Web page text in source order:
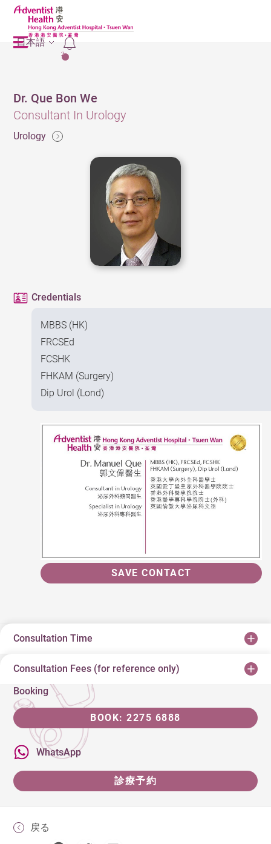
2
日本語
Dr. Que Bon We
Consultant In Urology
Urology
Credentials
MBBS (HK)
FRCSEd
FCSHK
FHKAM (Surgery)
Dip Urol (Lond)
SAVE CONTACT
Consultation Time
Consultation Fees (for reference only)
Booking
BOOK: 2275 6888
WhatsApp
診療予約
戻る